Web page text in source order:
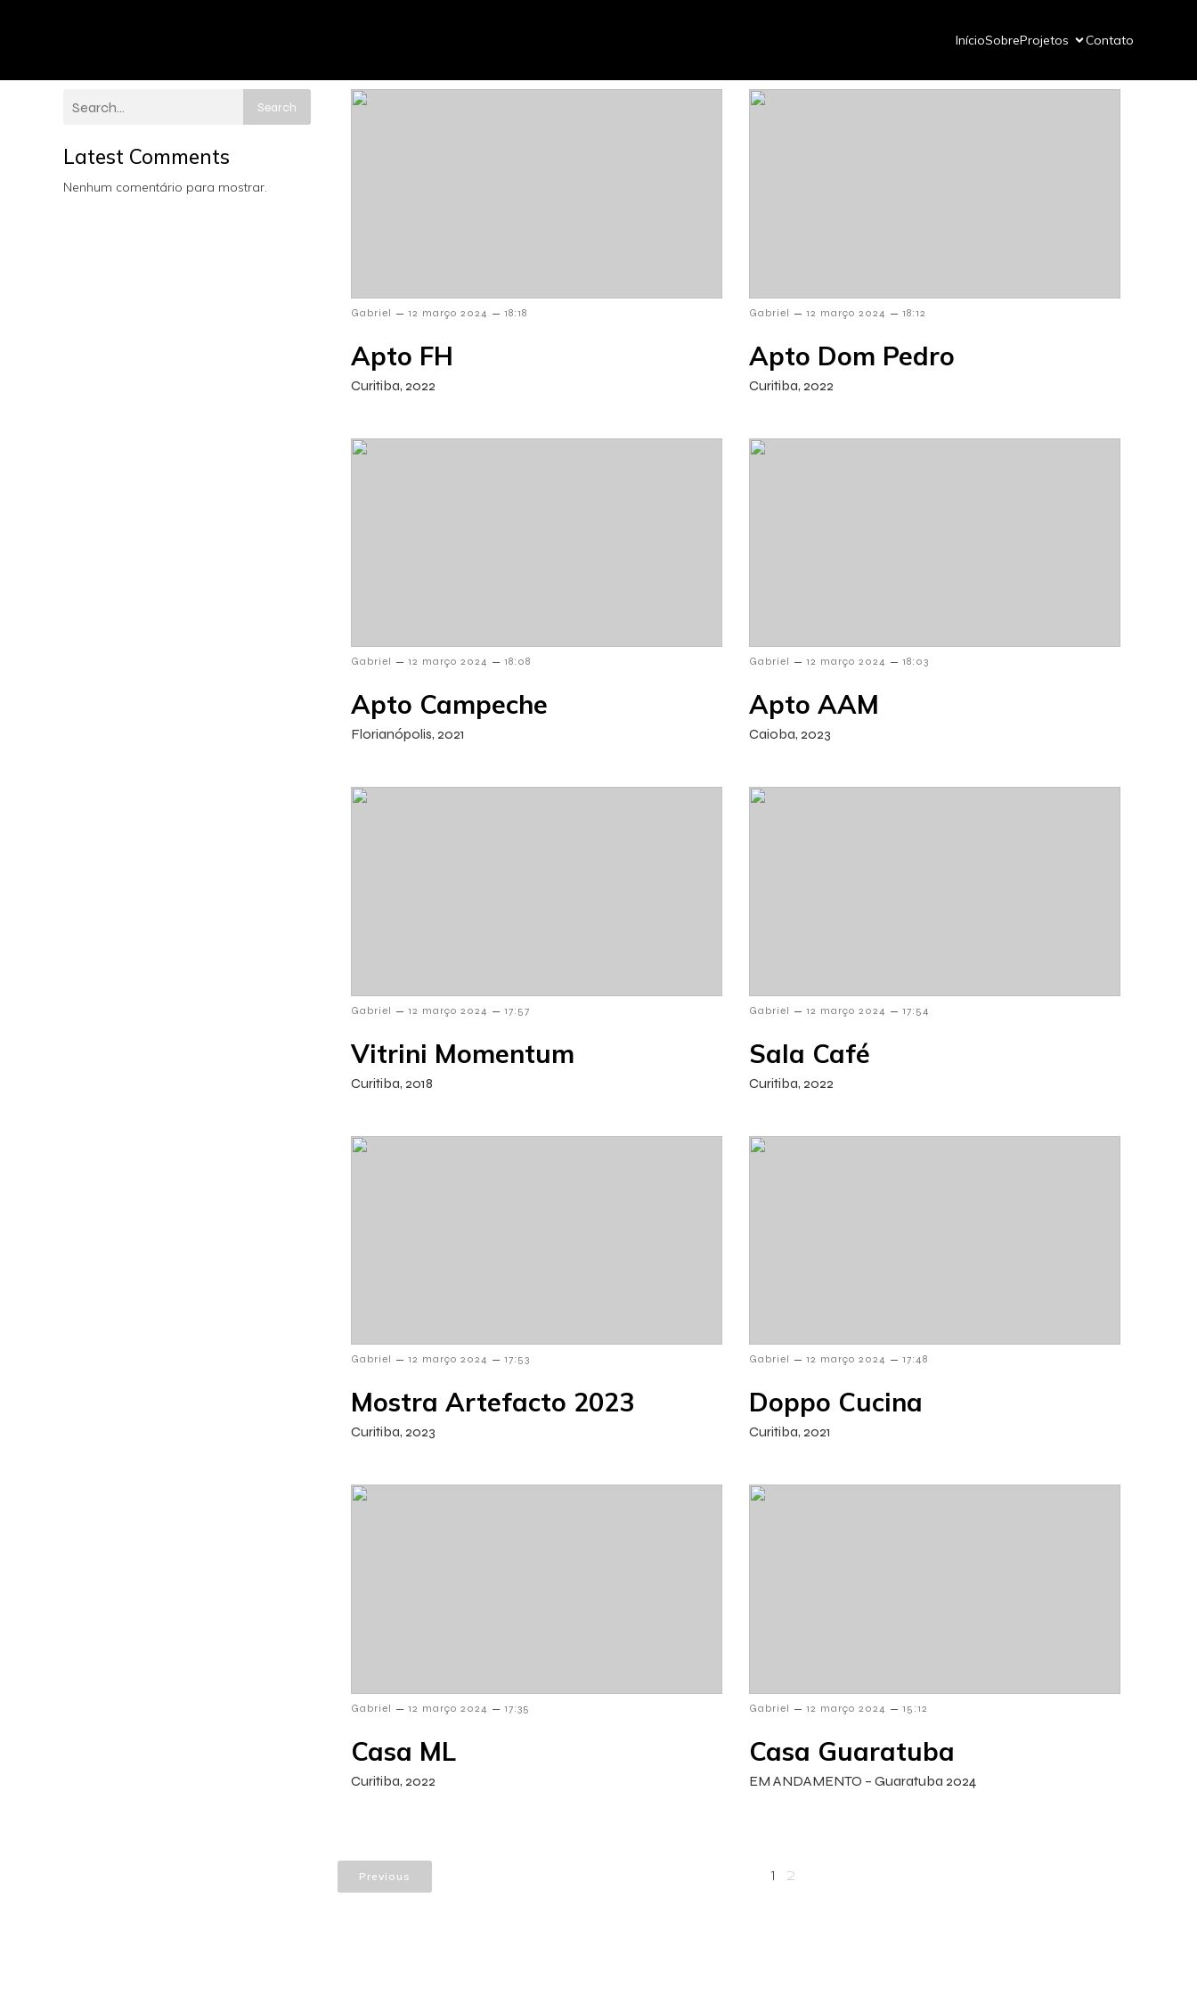
InícioSobreProjetos Contato
Search
Latest Comments
Nenhum comentário para mostrar.
Gabriel – 12 março 2024 – 18:18
Apto FH
Curitiba, 2022
Gabriel – 12 março 2024 – 18:12
Apto Dom Pedro
Curitiba, 2022
Gabriel – 12 março 2024 – 18:08
Apto Campeche
Florianópolis, 2021
Gabriel – 12 março 2024 – 18:03
Apto AAM
Caioba, 2023
Gabriel – 12 março 2024 – 17:57
Vitrini Momentum
Curitiba, 2018
Gabriel – 12 março 2024 – 17:54
Sala Café
Curitiba, 2022
Gabriel – 12 março 2024 – 17:53
Mostra Artefacto 2023
Curitiba, 2023
Gabriel – 12 março 2024 – 17:48
Doppo Cucina
Curitiba, 2021
Gabriel – 12 março 2024 – 17:35
Casa ML
Curitiba, 2022
Gabriel – 12 março 2024 – 15:12
Casa Guaratuba
EM ANDAMENTO – Guaratuba 2024
Previous 1 2